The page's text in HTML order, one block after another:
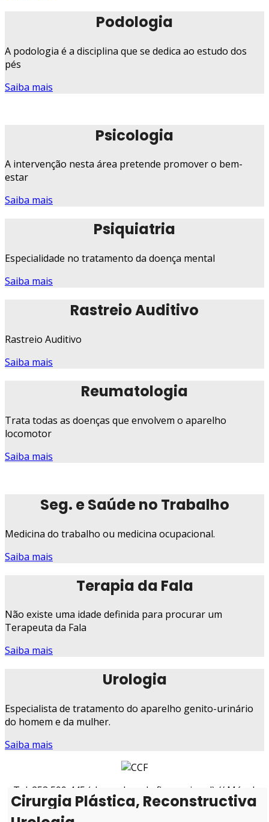
Cirurgia Plástica, Reconstructiva
Podologia
A podologia é a disciplina que se dedica ao estudo dos
pés
Saiba mais
Psicologia
A intervenção nesta área pretende promover o bem-
estar
Saiba mais
Psiquiatria
Especialidade no tratamento da doença mental
Saiba mais
Rastreio Auditivo
Rastreio Auditivo
Saiba mais
Reumatologia
Trata todas as doenças que envolvem o aparelho
locomotor
Saiba mais
Seg. e Saúde no Trabalho
Medicina do trabalho ou medicina ocupacional.
Saiba mais
Terapia da Fala
Não existe uma idade definida para procurar um
Terapeuta da Fala
Saiba mais
Urologia
Especialista de tratamento do aparelho genito-urinário
do homem e da mulher.
Saiba mais
Tel: 253 599 445 (chamada rede fixa nacional) // Móvel:
966 809 900 (chamada rede móvel nacional) // Fax: 253